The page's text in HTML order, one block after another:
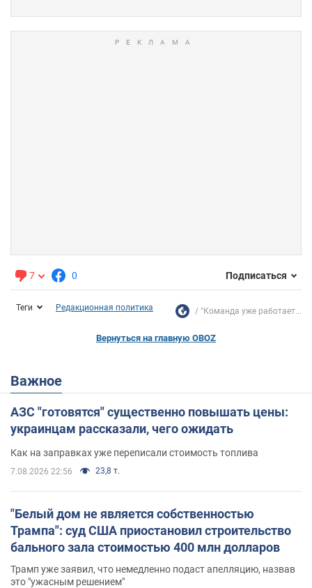
7 0 Подписаться
Теги Редакционная политика "Команда уже работает...
Вернуться на главную OBOZ
Важное
АЗС "готовятся" существенно повышать цены:
украинцам рассказали, чего ожидать
Как на заправках уже переписали стоимость топлива
7.08.2026 22:56 23,8 т.
"Белый дом не является собственностью
Трампа": суд США приостановил строительство
бального зала стоимостью 400 млн долларов
Трамп уже заявил, что немедленно подаст апелляцию, назвав
это "ужасным решением"